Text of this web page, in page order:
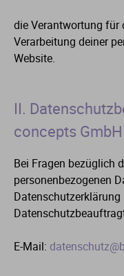
die Verantwortung für
Verarbeitung deiner
Website.
II.
concepts GmbH
Bei Fragen bezüglich
personenbezogenen
E-Mail: